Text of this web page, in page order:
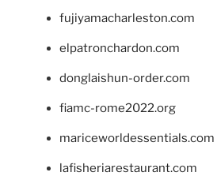
fujiyamacharleston.com
elpatronchardon.com
donglaishun-order.com
fiamc-rome2022.org
mariceworldessentials.com
lafisheriarestaurant.com